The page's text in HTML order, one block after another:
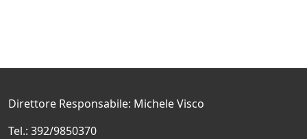
Direttore Responsabile: Michele Visco
Tel.: 392/9850370